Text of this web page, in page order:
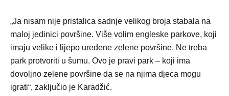
„Ja nisam nije pristalica sadnje velikog broja stabala na
maloj jedinici površine. Više volim engleske parkove, koji
imaju velike i lijepo uređene zelene površine. Ne treba
park protvoriti u šumu. Ovo je pravi park – koji ima
dovoljno zelene površine da se na njima djeca mogu
igrati“, zaključio je Karadžić.